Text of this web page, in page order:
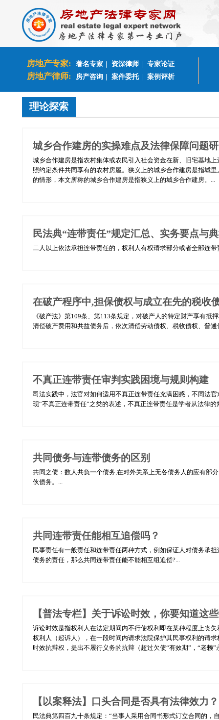
房地产专家: 著名专家 资深律师 专家论证
房地产律师: 房产咨询 案件委托 案例评析
理论探索
城乡合作建房的实操难点及法律保障问题
城乡合作建房是指农村集体或农民引入社会资金在新、旧宅基地
照约定条件共同享有的农村房屋。狭义上的城乡合作建房是指城
的情形，本文所称的城乡合作建房是指狭义上的城乡合作建房。...
民法典“连带责任”规定汇总、实务要点与
二人以上依法承担连带责任的，权利人有权请求部分或者全部连带
在破产程序中,担保债权与成立在先的税收
《破产法》第109条、第113条规定，对破产人的特定财产享有
清偿破产费用和共益债务后，依次清偿劳动债权、税收债权、普
不真正连带责任审判实践困境与规则构建
司法实践中，法官对如何适用不真正连带责任充满困惑，不同法
现“不真正连带责任”之类的表述，不真正连带责任是学者从法律
共同债务与连带债务的区别
共同之债：数人共负一个债务,在对外关系上无各债务人的应有部
伙债务。...
共同连带责任能相互追偿吗？
民事责任有一般责任和连带责任两种方式，例如保证人对债务承
债务的责任，那么共同连带责任能不能相互组追偿?...
【普法专栏】关于诉讼时效，你要知道这
诉讼时效是指权利人在法定期间内不行使权利即在某种程度上丧
权利人（起诉人），在一段时间内请求法院保护其民事权利的请
时效抗辩权，提出不履行义务的抗辩（超过欠债“有效期”，“老赖”
【以案释法】口头合同是否具有法律效力？
民法典第四百九十条规定：“当事人采用合同书形式订立合同的